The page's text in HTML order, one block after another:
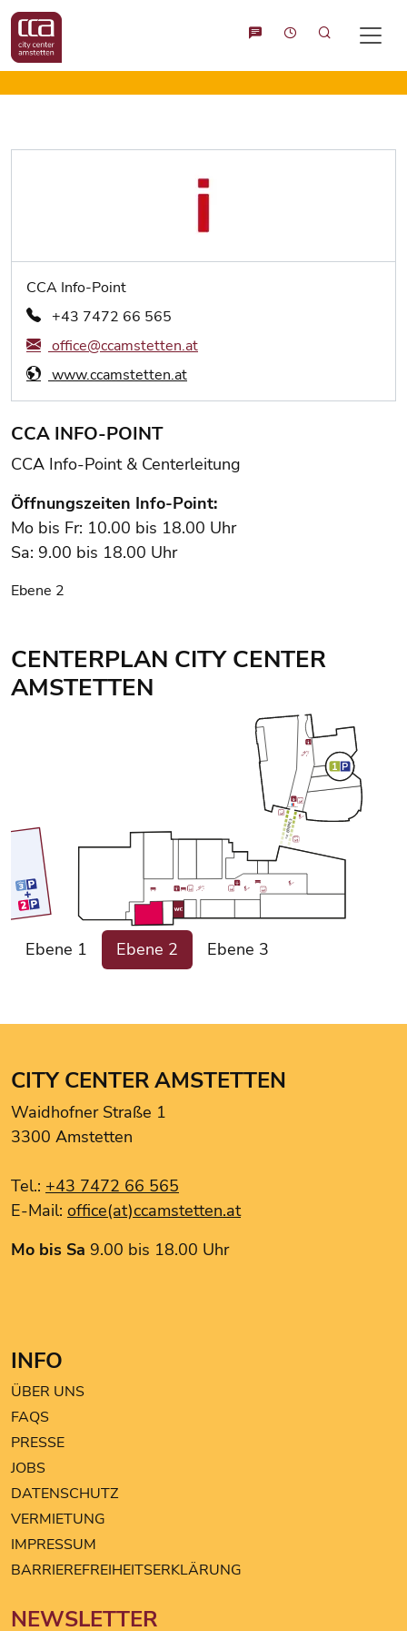
Suche
CCA Info-Point
+43 7472 66 565
office@ccamstetten.at
www.ccamstetten.at
CCA INFO-POINT
CCA Info-Point & Centerleitung
Öffnungszeiten Info-Point:
Mo bis Fr: 10.00 bis 18.00 Uhr
Sa: 9.00 bis 18.00 Uhr
Ebene 2
CENTERPLAN CITY CENTER
AMSTETTEN
P
1
<<<
EBENE 3
CCA Info-Point
Müller
Müller
New Yorker
Only & Sons
Pizzeria Bella Italia
TOM TAILOR
Ebene 1 Ebene 2 Ebene 3
CITY CENTER AMSTETTEN
Waidhofner Straße 1
3300 Amstetten
Tel.: +43 7472 66 565
E-Mail: office(at)ccamstetten.at
Mo bis Sa 9.00 bis 18.00 Uhr
INFO
ÜBER UNS
FAQS
PRESSE
JOBS
DATENSCHUTZ
VERMIETUNG
IMPRESSUM
BARRIEREFREIHEITSERKLÄRUNG
NEWSLETTER